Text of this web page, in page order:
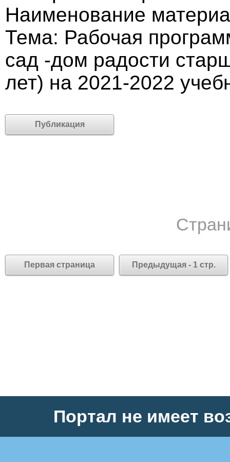
Наименование
Тема: Рабочая
сад -дом радости
лет) на 2021-2022
Публикация
Первая страница Предыдущая - 1 стр.
Портал не имеет